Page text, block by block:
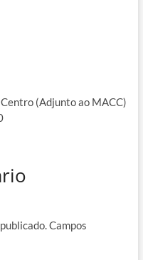
(Adjunto ao MACC)
Campos